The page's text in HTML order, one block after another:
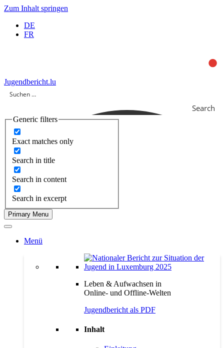
Zum Inhalt springen
DE
FR
Jugendbericht.lu
Search
Generic filters
Exact matches only
Search in title
Search in content
Search in excerpt
Primary Menu
Menü
Leben & Aufwachsen in
Online- und Offline-Welten
Jugendbericht als PDF
Inhalt